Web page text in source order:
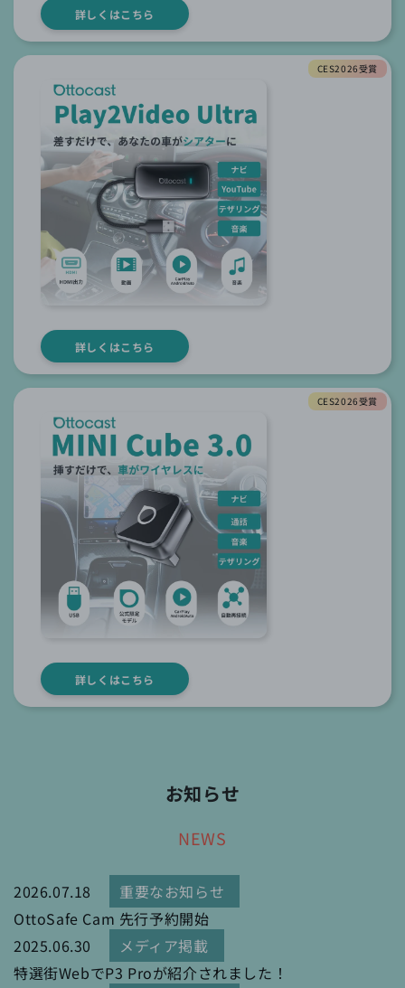
詳しくはこちら
CES2026受賞
詳しくはこちら
CES2026受賞
詳しくはこちら
お知らせ
NEWS
2026.07.18
重要なお知らせ
OttoSafe Cam 先行予約開始
2025.06.30
メディア掲載
特選街WebでP3 Proが紹介されました！